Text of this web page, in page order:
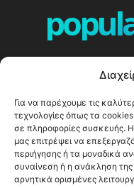
Για να παρέχουμε τις
τεχνολογίες όπως τα
σε πληροφορίες συσκευής. Η
μας επιτρέψει να
περιήγησης ή τα μοναδικά
συναίνεση ή η ανάκληση
αρνητικά ορισμένες
ΕΥΡΩΠΗ
ΚΟΣΜΟΣ - WORLD
Top10
Cool spots